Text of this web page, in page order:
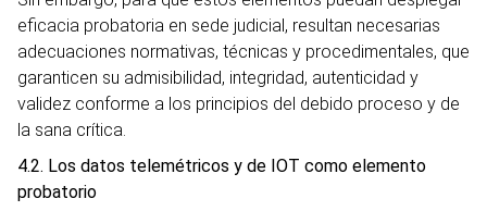
eficacia probatoria en sede judicial, resultan necesarias
adecuaciones normativas, técnicas y procedimentales, que
garanticen su admisibilidad, integridad, autenticidad y
validez conforme a los principios del debido proceso y de
la sana crítica.
4.2. Los datos telemétricos y de IOT como elemento
probatorio